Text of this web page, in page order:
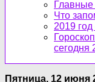
Что
2019
сегодня
Пятница, 12 июня